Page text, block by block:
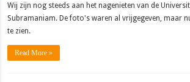
Wij zijn nog steeds aan het nagenieten van de
Subramaniam. De foto's waren al vrijgegeven, maar
te zien.
Read More »